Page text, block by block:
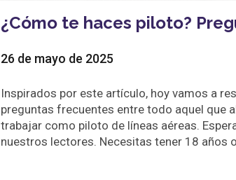
¿Cómo te haces piloto?
26 de mayo de 2025
Inspirados por este artículo, hoy vamos a
preguntas frecuentes entre todo aquel que
trabajar como piloto de líneas aéreas.
nuestros lectores. Necesitas tener 18 años o